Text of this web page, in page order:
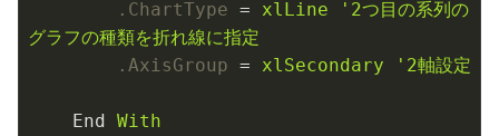
.ChartType = xlLine '2つ目の系列の
グラフの種類を折れ線に指定
.AxisGroup = xlSecondary '2軸設定
End With